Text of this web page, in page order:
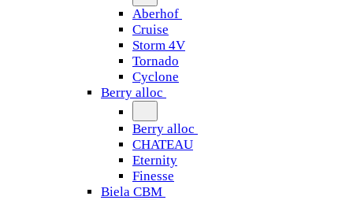
Aberhof
Cruise
Storm 4V
Tornado
Сyclone
Berry alloc
Berry alloc
CHATEAU
Eternity
Finesse
Biela CBM